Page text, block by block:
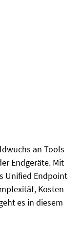
an Tools
Endgeräte. Mit
Unified Endpoint
Kosten
es in diesem